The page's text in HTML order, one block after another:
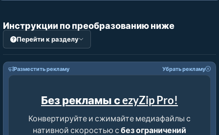
Инструкции по преобразованию ниже
Перейти к разделу
Разместить рекламу Убрать рекламу
Без рекламы с ezyZip Pro!
Конвертируйте и сжимайте медиафайлы с
нативной скоростью с без ограничений